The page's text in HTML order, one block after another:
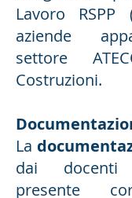
Lavoro RSPP
aziende
settore
Costruzioni.
La
dai
presente